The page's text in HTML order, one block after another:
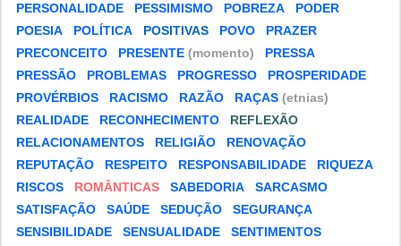
PERSONALIDADE
PESSIMISMO POBREZA
PODER
POESIA
POLÍTICA POSITIVAS POVO
PRAZER
PRECONCEITO
PRESENTE (momento)
PRESSA
PRESSÃO
PROBLEMAS PROGRESSO
PROSPERIDADE
PROVÉRBIOS
RACISMO RAZÃO RAÇAS (etnias)
REALIDADE
RECONHECIMENTO
REFLEXÃO
RELACIONAMENTOS
RELIGIÃO
RENOVAÇÃO
REPUTAÇÃO
RESPEITO RESPONSABILIDADE
RIQUEZA
RISCOS
ROMÂNTICAS SABEDORIA
SARCASMO
SATISFAÇÃO
SAÚDE SEDUÇÃO
SEGURANÇA
SENSIBILIDADE
SENSUALIDADE
SENTIMENTOS